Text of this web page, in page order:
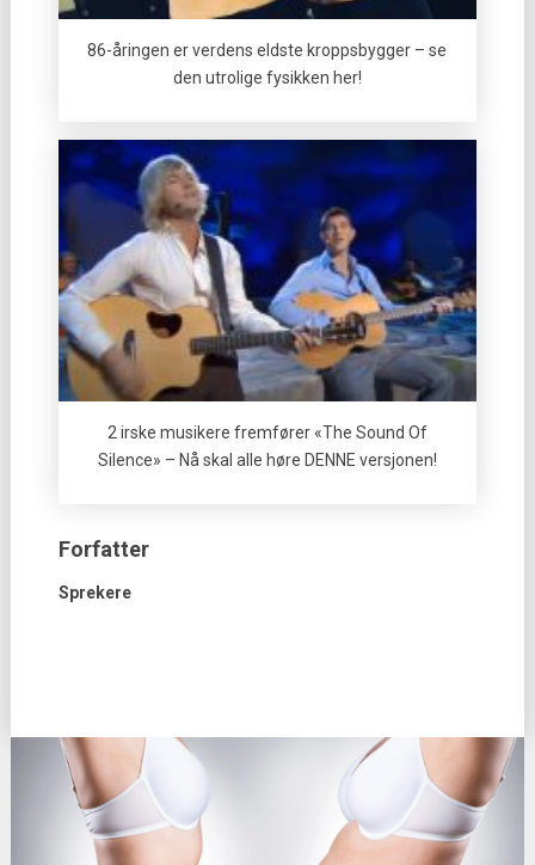
86-åringen er verdens eldste kroppsbygger – se
den utrolige fysikken her!
2 irske musikere fremfører «The Sound Of
Silence» – Nå skal alle høre DENNE versjonen!
Forfatter
Sprekere